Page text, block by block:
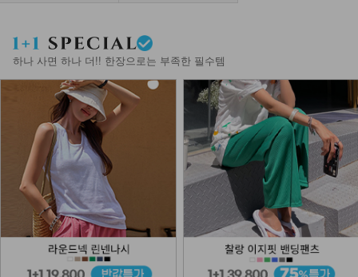
하나 사면 하나 더!! 한장으로는 부족한 필수템